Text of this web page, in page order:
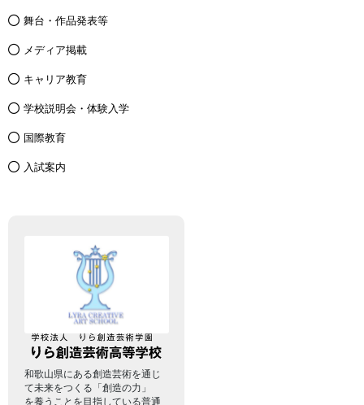
舞台・作品発表等
メディア掲載
キャリア教育
学校説明会・体験入学
国際教育
入試案内
和歌山県にある創造芸術を通じ
て未来をつくる「創造の力」
を養うことを目指している普通